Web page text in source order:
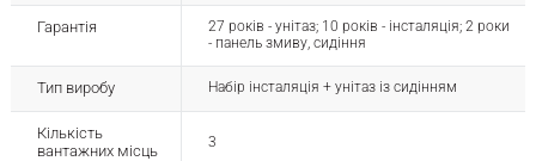
Гарантія
27 років - унітаз; 10 років - інсталяція; 2 роки
- панель змиву, сидіння
Тип виробу Набір інсталяція + унітаз із сидінням
Кількість
вантажних місць
3